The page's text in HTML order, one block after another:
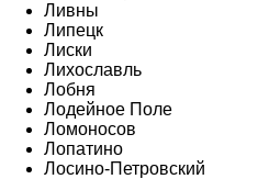
Ливны
Липецк
Лиски
Лихославль
Лобня
Лодейное Поле
Ломоносов
Лопатино
Лосино-Петровский